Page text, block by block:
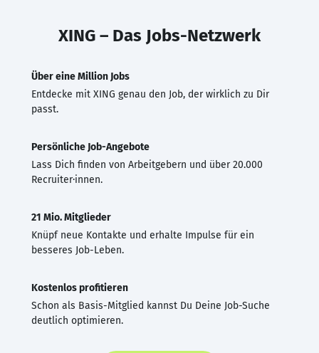
XING – Das Jobs-Netzwerk
Über eine Million Jobs
Entdecke mit XING genau den Job, der wirklich zu Dir
passt.
Persönliche Job-Angebote
Lass Dich finden von Arbeitgebern und über 20.000
Recruiter·innen.
21 Mio. Mitglieder
Knüpf neue Kontakte und erhalte Impulse für ein
besseres Job-Leben.
Kostenlos profitieren
Schon als Basis-Mitglied kannst Du Deine Job-Suche
deutlich optimieren.